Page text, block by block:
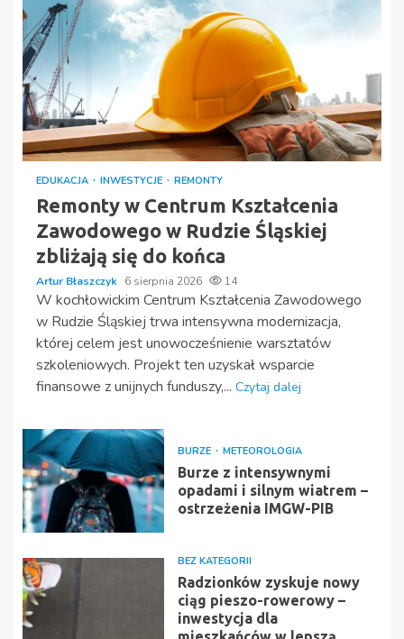
EDUKACJA INWESTYCJE REMONTY
Remonty w Centrum Kształcenia
Zawodowego w Rudzie Śląskiej
zbliżają się do końca
Artur Błaszczyk 6 sierpnia 2026 14
W kochłowickim Centrum Kształcenia Zawodowego
w Rudzie Śląskiej trwa intensywna modernizacja,
której celem jest unowocześnienie warsztatów
szkoleniowych. Projekt ten uzyskał wsparcie
finansowe z unijnych funduszy,... Czytaj dalej
BURZE METEOROLOGIA
Burze z intensywnymi
opadami i silnym wiatrem –
ostrzeżenia IMGW-PIB
BEZ KATEGORII
Radzionków zyskuje nowy
ciąg pieszo-rowerowy –
inwestycja dla